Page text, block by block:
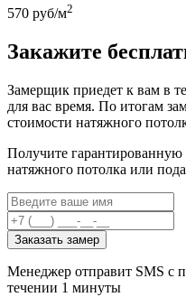
570 руб/м2
Закажите
Замерщик приедет к вам в
для вас время. По итогам
стоимости натяжного
Получите гарантированную
натяжного потолка или
Заказать замер
Менеджер отправит SMS с
течении 1 минуты